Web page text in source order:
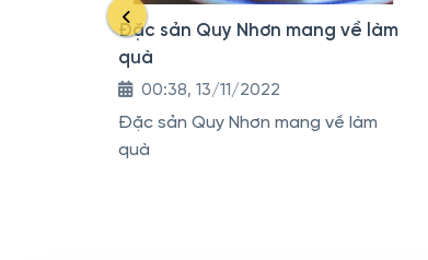
Đặc sản Quy Nhơn mang về làm
quà
00:38, 13/11/2022
Đặc sản Quy Nhơn mang về làm
quà